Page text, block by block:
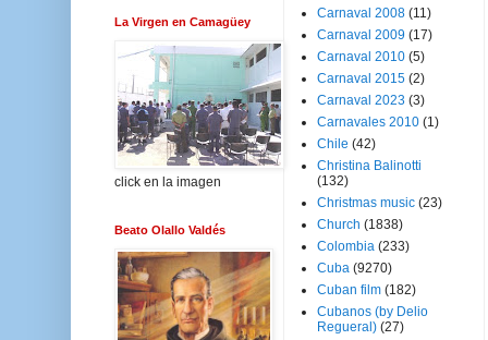
La Virgen en Camagüey
click en la imagen
Beato Olallo Valdés
Carnaval 2008 (11)
Carnaval 2009 (17)
Carnaval 2010 (5)
Carnaval 2015 (2)
Carnaval 2023 (3)
Carnavales 2010 (1)
Chile (42)
Christina Balinotti
(132)
Christmas music (23)
Church (1838)
Colombia (233)
Cuba (9270)
Cuban film (182)
Cubanos (by Delio
Regueral) (27)